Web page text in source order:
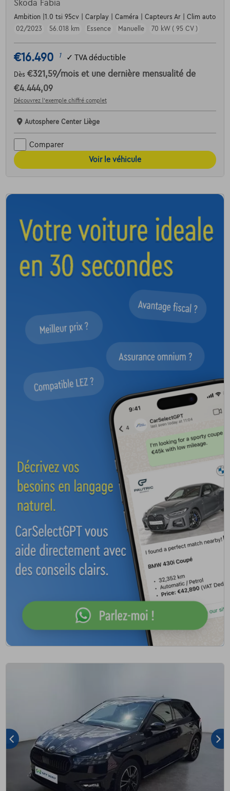
Skoda Fabia
Ambition |1.0 tsi 95cv | Carplay | Caméra | Capteurs Ar | Clim auto
02/2023
56.018 km Essence Manuelle 70 kW ( 95 CV )
€16.490 1 ✓ TVA déductible
Dès €321,59/mois et une dernière mensualité de
€4.444,09
Découvrez l’exemple chiffré complet
Autosphere Center Liège
Comparer
Voir le véhicule